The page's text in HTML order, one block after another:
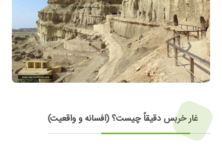
غار خربس دقیقاً چیست؟ (افسانه و واقعیت)